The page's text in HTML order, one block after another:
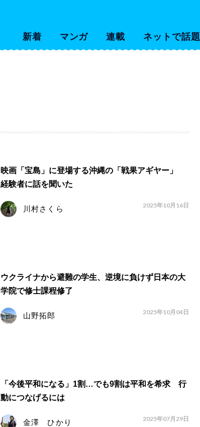
新着 マンガ 連載 ネットで話題
映画「宝島」に登場する沖縄の「戦果アギヤー」
経験者に話を聞いた
川村さくら 2025年10月16日
ウクライナから避難の学生、逆境に負けず日本の大
学院で修士課程修了
山野拓郎 2025年10月04日
「今後平和になる」1割…でも9割は平和を希求 行
動につなげるには
金澤 ひかり 2025年07月29日